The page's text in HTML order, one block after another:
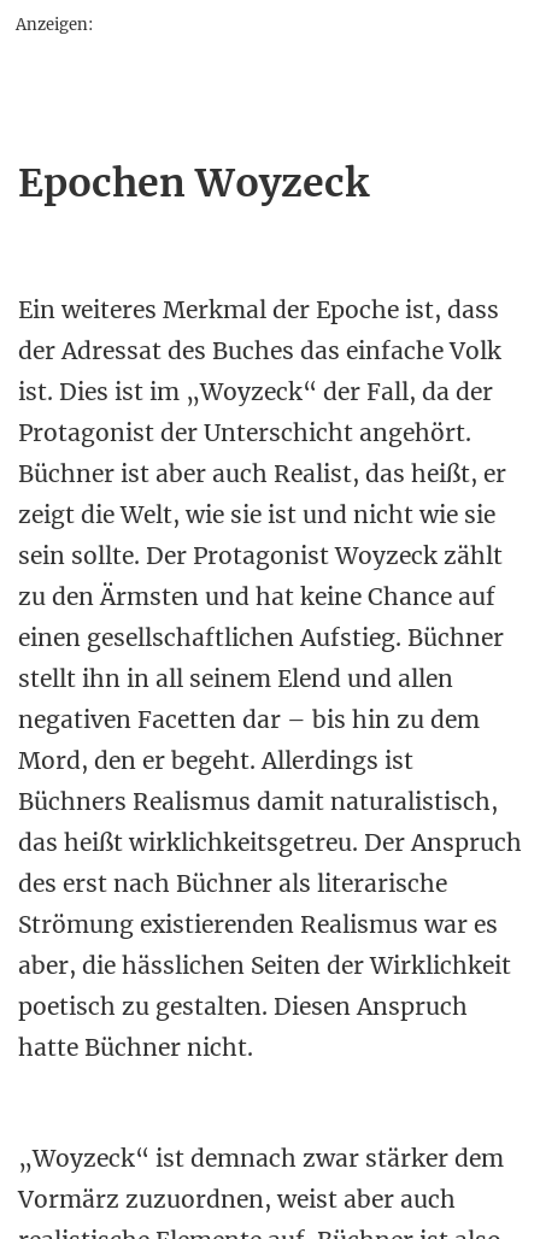
Anzeigen:
Epochen Woyzeck
Ein weiteres Merkmal der Epoche ist, dass
der Adressat des Buches das einfache Volk
ist. Dies ist im „Woyzeck“ der Fall, da der
Protagonist der Unterschicht angehört.
Büchner ist aber auch Realist, das heißt, er
zeigt die Welt, wie sie ist und nicht wie sie
sein sollte. Der Protagonist Woyzeck zählt
zu den Ärmsten und hat keine Chance auf
einen gesellschaftlichen Aufstieg. Büchner
stellt ihn in all seinem Elend und allen
negativen Facetten dar – bis hin zu dem
Mord, den er begeht. Allerdings ist
Büchners Realismus damit naturalistisch,
das heißt wirklichkeitsgetreu. Der Anspruch
des erst nach Büchner als literarische
Strömung existierenden Realismus war es
aber, die hässlichen Seiten der Wirklichkeit
poetisch zu gestalten. Diesen Anspruch
hatte Büchner nicht.
„Woyzeck“ ist demnach zwar stärker dem
Vormärz zuzuordnen, weist aber auch